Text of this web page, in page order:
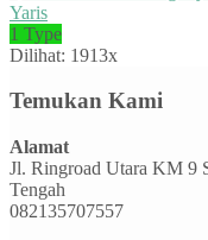
Yaris
1 Type
Dilihat: 1913x
Temukan Kami
Alamat
Jl. Ringroad Utara KM 9
Tengah
082135707557